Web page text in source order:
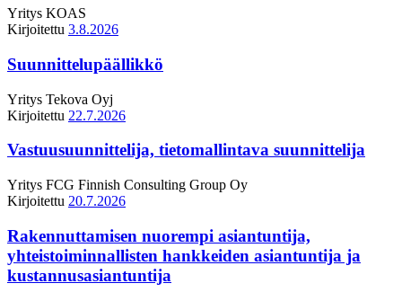
Yritys KOAS
Kirjoitettu 3.8.2026
Suunnittelupäällikkö
Yritys Tekova Oyj
Kirjoitettu 22.7.2026
Vastuusuunnittelija, tietomallintava suunnittelija
Yritys FCG Finnish Consulting Group Oy
Kirjoitettu 20.7.2026
Rakennuttamisen nuorempi asiantuntija,
yhteistoiminnallisten hankkeiden asiantuntija ja
kustannusasiantuntija